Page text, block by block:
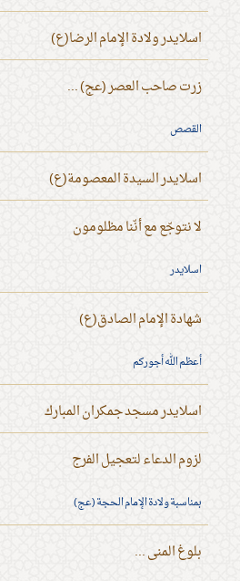
اسلايدر ولادة الإمام الرضا(ع)
زرت صاحب العصر (عج) ...
القصص
اسلايدر السيدة المعصومة(ع)
لا نتوجّع مع أنّنا مظلومون
اسلايدر
شهادة الإمام الصادق(ع)
أعظم الله أجوركم
اسلايدر مسجد جمكران المبارك
لزوم الدعاء لتعجيل الفرج
بمناسبة ولادة الإمام الحجة (عج)
بلوغ المنى ...